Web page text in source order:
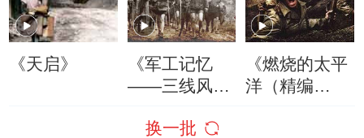
《天启》
《军工记忆
——三线风
《燃烧的太平
洋（精编
换一批